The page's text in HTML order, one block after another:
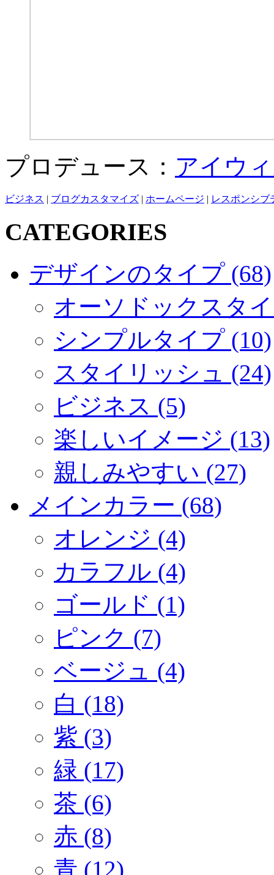
プロデュース： アイウ
ビジネス | ブログカスタマイズ | ホームページ | レスポンシブ
CATEGORIES
デザインのタイプ (68)
オーソドックスタ
シンプルタイプ (10)
スタイリッシュ (24)
ビジネス (5)
楽しいイメージ (13)
親しみやすい (27)
メインカラー (68)
オレンジ (4)
カラフル (4)
ゴールド (1)
ピンク (7)
ベージュ (4)
白 (18)
紫 (3)
緑 (17)
茶 (6)
赤 (8)
青 (12)